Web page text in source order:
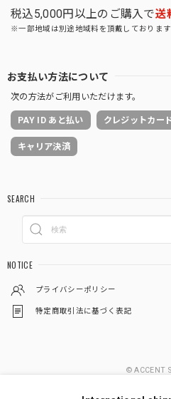
税込5,000円以上のご購入で送
※一部地域は別途地域料を頂戴しております
お支払い方法について
次の方法がご利用いただけます。
PAY ID あと払い クレジットカー
キャリア決済
SEARCH
NOTICE
プライバシーポリシー
特定商取引法に基づく表記
© ACCENT